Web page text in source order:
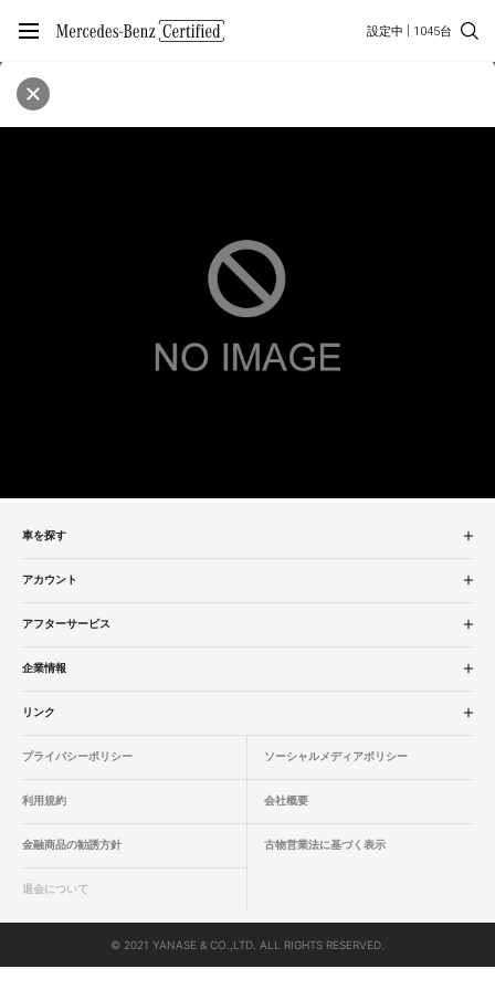
設定中 1045台
車を探す
中古車検索
販売店検索
エリア別最新ニュース
品質と保証
ローン・リース
自動車保険
カタログ情報
アカウント
ログイン
マイアカウント
マイリスト
保存した検索条件
問合せ履歴
アカウントの確認・編集
ログアウト
アフターサービス
アフターサービス
車検／定期点検
コーティング
タイヤ交換
ボディ修理
エンジンオイル
企業情報
企業概要
業績決算情報
プレスリリース
ヤナセの歴史
採用情報
リンク
ヤナセ認定中古車
BMW認定中古車
フォルクスワーゲン認定中古車
AUDI認定中古車
プライバシーポリシー ソーシャルメディアポリシー
利用規約 会社概要
金融商品の勧誘方針 古物営業法に基づく表示
退会について
© 2021 YANASE & CO.,LTD. ALL RIGHTS RESERVED.